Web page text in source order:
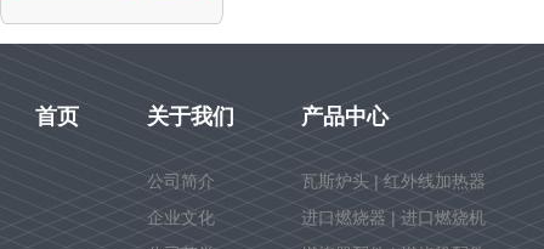
首页 关于我们
公司简介
企业文化
产品中心
瓦斯炉头 | 红外线加热器
进口燃烧器 | 进口燃烧机